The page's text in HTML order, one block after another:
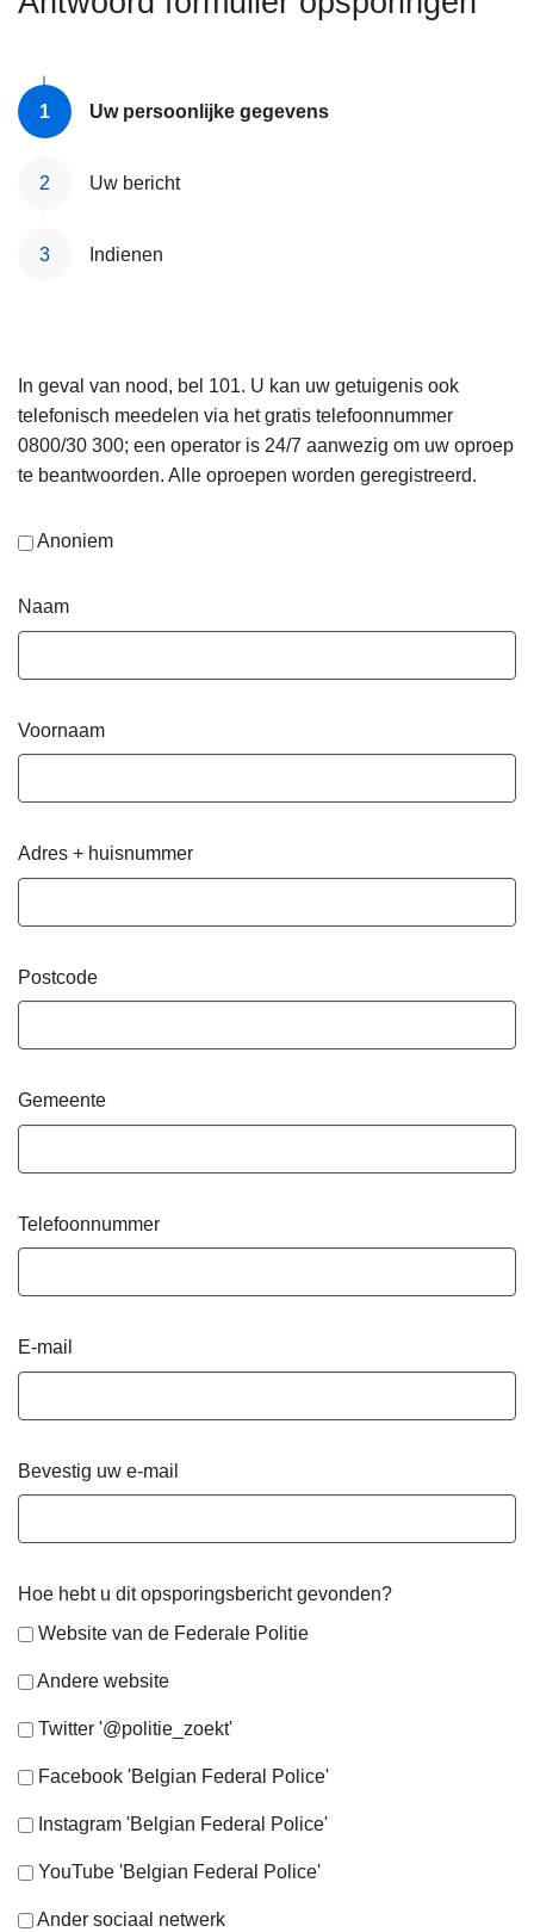
Uw persoonlijke gegevens
Uw bericht
Indienen
In geval van nood, bel 101. U kan uw getuigenis ook
telefonisch meedelen via het gratis telefoonnummer
0800/30 300; een operator is 24/7 aanwezig om uw oproep
te beantwoorden. Alle oproepen worden geregistreerd.
Anoniem
Naam
Voornaam
Adres + huisnummer
Postcode
Gemeente
Telefoonnummer
E-mail
Bevestig uw e-mail
Hoe hebt u dit opsporingsbericht gevonden?
Website van de Federale Politie
Andere website
Twitter '@politie_zoekt'
Facebook 'Belgian Federal Police'
Instagram 'Belgian Federal Police'
YouTube 'Belgian Federal Police'
Ander sociaal netwerk